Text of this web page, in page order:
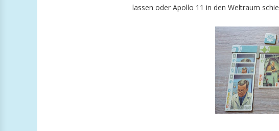
lassen oder Apollo 11 in den Weltraum